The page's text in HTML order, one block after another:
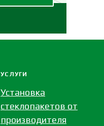
УСЛУГИ
Установка
стеклопакетов от
производителя